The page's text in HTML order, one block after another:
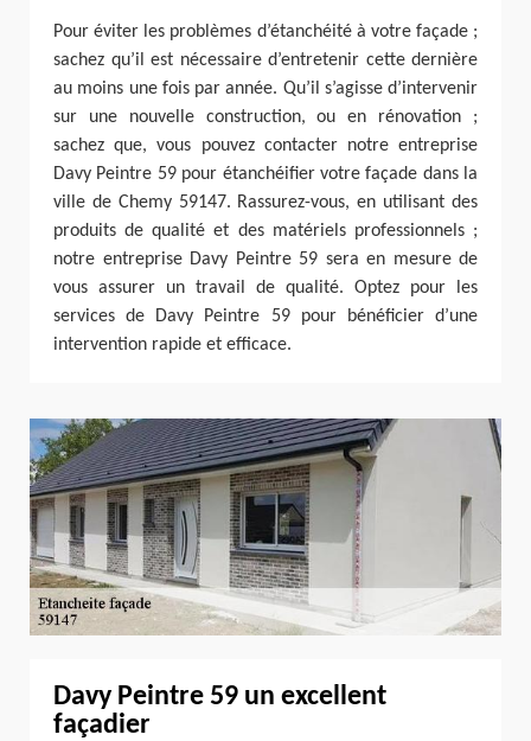
Pour éviter les problèmes d’étanchéité à votre façade ;
sachez qu’il est nécessaire d’entretenir cette dernière
au moins une fois par année. Qu’il s’agisse d’intervenir
sur une nouvelle construction, ou en rénovation ;
sachez que, vous pouvez contacter notre entreprise
Davy Peintre 59 pour étanchéifier votre façade dans la
ville de Chemy 59147. Rassurez-vous, en utilisant des
produits de qualité et des matériels professionnels ;
notre entreprise Davy Peintre 59 sera en mesure de
vous assurer un travail de qualité. Optez pour les
services de Davy Peintre 59 pour bénéficier d’une
intervention rapide et efficace.
Davy Peintre 59 un excellent
façadier